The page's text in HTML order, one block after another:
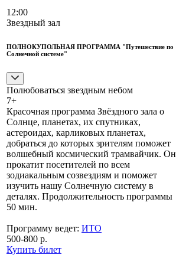
12:00
Звездный зал
ПОЛНОКУПОЛЬНАЯ ПРОГРАММА "Путешествие по
Солнечной системе"
Полюбоваться звездным небом
7+
Красочная программа Звёздного зала о
Солнце, планетах, их спутниках,
астероидах, карликовых планетах,
добраться до которых зрителям поможет
волшебный космический трамвайчик. Он
прокатит посетителей по всем
зодиакальным созвездиям и поможет
изучить нашу Солнечную систему в
деталях. Продолжительность программы
50 мин.
Программу ведет: ИТО
500-800 р.
Купить билет